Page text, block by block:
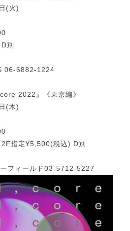
(火)
別
06-6882-1224
2022』《東京編》
(木)
指定¥5,500(税込) D別
フィールド03-5712-5227